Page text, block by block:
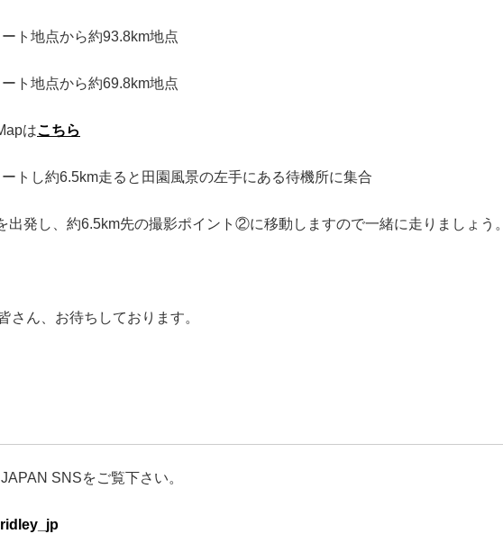
ト地点から約93.8km地点
ト地点から約69.8km地点
はこちら
トし約6.5km走ると田園風景の左手にある待機所に集合
出発し、約6.5km先の撮影ポイント②に移動しますので一緒に走りましょう。
さん、お待ちしております。
SNSをご覧下さい。